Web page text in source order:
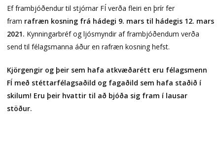
Ef frambjóðendur til stjórnar FÍ verða fleiri en þrír fer
fram rafræn kosning frá hádegi 9. mars til hádegis 12. mars
2021. Kynningarbréf og ljósmyndir af frambjóðendum verða
send til félagsmanna áður en rafræn kosning hefst.
Kjörgengir og þeir sem hafa atkvæðarétt eru félagsmenn
FÍ með stéttarfélagsaðild og fagaðild sem hafa staðið í
skilum! Eru þeir hvattir til að bjóða sig fram í lausar
stöður.